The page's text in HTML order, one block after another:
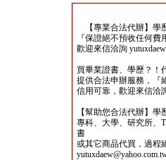
【專業合法代辦】學
『保證絕不預收任何
歡迎來信洽詢
買畢業證書、學歷？！
提供合法申辦服務，『
信用可靠，歡迎來信洽
【幫助您合法代辦】
專科、大學、研究所、
書
或其它商品代買，過程